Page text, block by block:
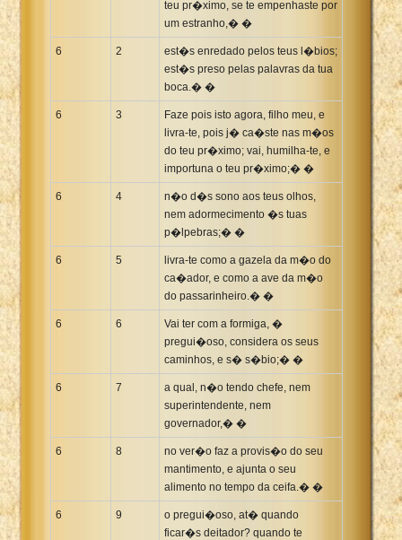
teu pr�ximo, se te empenhaste por
um estranho,� �
6 2
est�s enredado pelos teus l�bios;
est�s preso pelas palavras da tua
boca.� �
6 3
Faze pois isto agora, filho meu, e
livra-te, pois j� ca�ste nas m�os
do teu pr�ximo; vai, humilha-te, e
importuna o teu pr�ximo;� �
6 4
n�o d�s sono aos teus olhos,
nem adormecimento �s tuas
p�lpebras;� �
6 5
livra-te como a gazela da m�o do
ca�ador, e como a ave da m�o
do passarinheiro.� �
6 6
Vai ter com a formiga, �
pregui�oso, considera os seus
caminhos, e s� s�bio;� �
6 7
a qual, n�o tendo chefe, nem
superintendente, nem
governador,� �
6 8
no ver�o faz a provis�o do seu
mantimento, e ajunta o seu
alimento no tempo da ceifa.� �
6 9
o pregui�oso, at� quando
ficar�s deitador? quando te